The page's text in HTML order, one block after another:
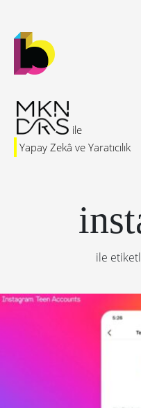
Yapay Zekâ ve Yaratıcılık
ile